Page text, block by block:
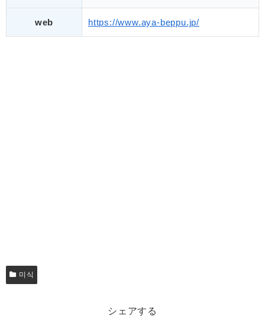
web https://www.aya-beppu.jp/
미식
シェアする